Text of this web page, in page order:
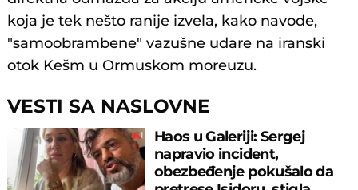
koja je tek nešto ranije izvela, kako navode,
"samoobrambene" vazušne udare na iranski
otok Kešm u Ormuskom moreuzu.
VESTI SA NASLOVNE
Haos u Galeriji: Sergej
napravio incident,
obezbeđenje pokušalo da